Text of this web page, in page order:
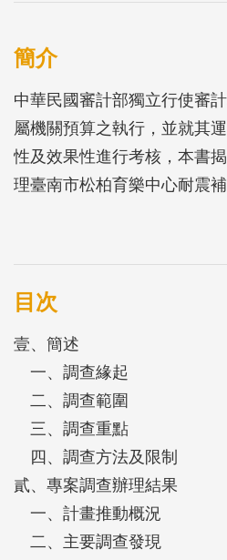
簡介
中華民國審計部獨立行使審
屬機關預算之執行，並就其
性及效果性進行考核，本書
理臺南市松柏育樂中心耐震
未臻周妥，延遲該中心完工
謀改善，臺南市政府已督促
110年6月完成該中心整建，
分別於111年2月及9月間啟用
安全的學習環境及擴大長照服
目次
壹、簡述
一、調查緣起
二、調查範圍
三、調查重點
四、調查方法及限制
貳、專案調查辦理結果
一、計畫推動概況
二、主要調查發現